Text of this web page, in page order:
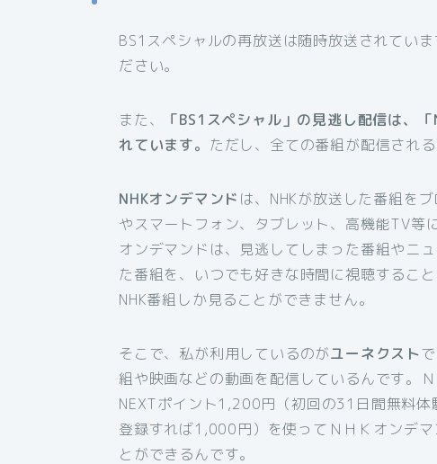
BS1スペシャルの再放送は随時放送されていま
ださい。
また、
「BS1スペシャル」の見逃し配信は、
れています。 ただし、全ての番組が配信され
NHKオンデマンド は、NHKが放送した番組を
やスマートフォン、タブレット、高機能TV等
オンデマンドは、見逃してしまった番組やニ
た番組を、いつでも好きな時間に視聴するこ
NHK番組しか見ることができません。
そこで、私が利用しているのがユーネクスト
組や映画などの動画を配信しているんです。
NEXTポイント1,200円（初回の31日間無料
登録すれば1,000円）を使ってＮＨＫオンデ
とができるんです。